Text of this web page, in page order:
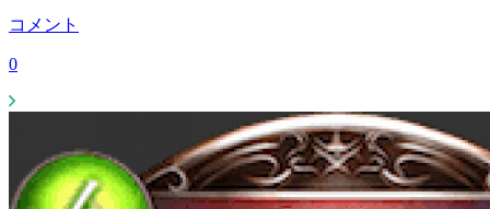
コメント
0